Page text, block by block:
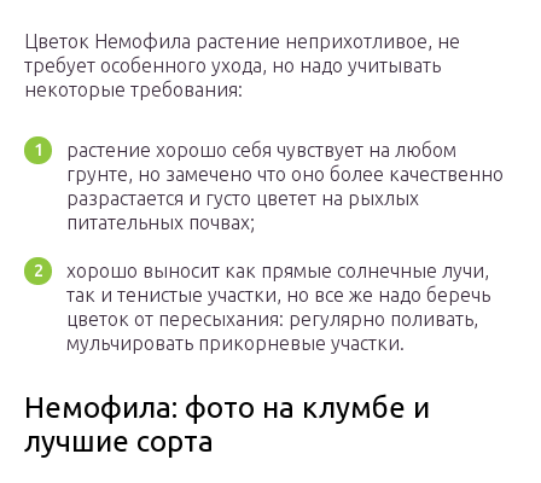
Цветок Немофила растение неприхотливое, не
требует особенного ухода, но надо учитывать
некоторые требования:
растение хорошо себя чувствует на любом
грунте, но замечено что оно более качественно
разрастается и густо цветет на рыхлых
питательных почвах;
хорошо выносит как прямые солнечные лучи,
так и тенистые участки, но все же надо беречь
цветок от пересыхания: регулярно поливать,
мульчировать прикорневые участки.
Немофила: фото на клумбе и
лучшие сорта